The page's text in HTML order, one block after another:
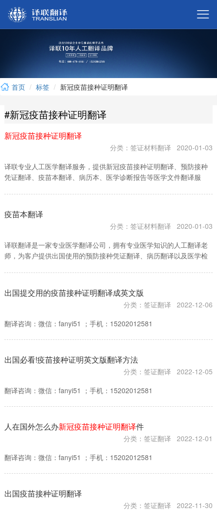




首页 标签 新冠疫苗接种证明翻译
#新冠疫苗接种证明翻译
新冠疫苗接种证明翻译
分类：签证材料翻译
2020-01-03
译联专业人工医学翻译服务，提供新冠疫苗接种证明翻译、预防接种
凭证翻译、疫苗本翻译、病历本、医学诊断报告等医学文件翻译服
疫苗本翻译
分类：签证材料翻译
2020-01-03
译联翻译是一家专业医学翻译公司，拥有专业医学知识的人工翻译老
师，为客户提供出国使用的预防接种凭证翻译、病历翻译以及医学检
出国提交用的疫苗接种证明翻译成英文版
分类：签证翻译
2022-12-06
翻译咨询：微信：fanyi51 ；手机：15202012581
出国必看!疫苗接种证明英文版翻译方法
分类：签证翻译
2022-12-05
翻译咨询：微信：fanyi51 ；手机：15202012581
人在国外怎么办新冠疫苗接种证明翻译件
分类：签证翻译
2022-12-01
翻译咨询：微信：fanyi51 ；手机：15202012581
出国疫苗接种证明翻译
分类：签证翻译
2022-11-30